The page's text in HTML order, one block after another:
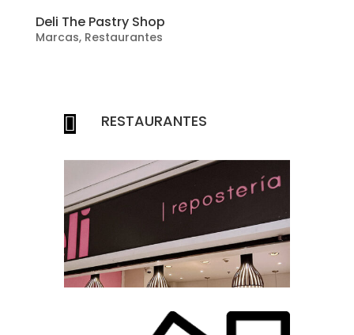
Deli The Pastry Shop
Marcas, Restaurantes
 RESTAURANTES